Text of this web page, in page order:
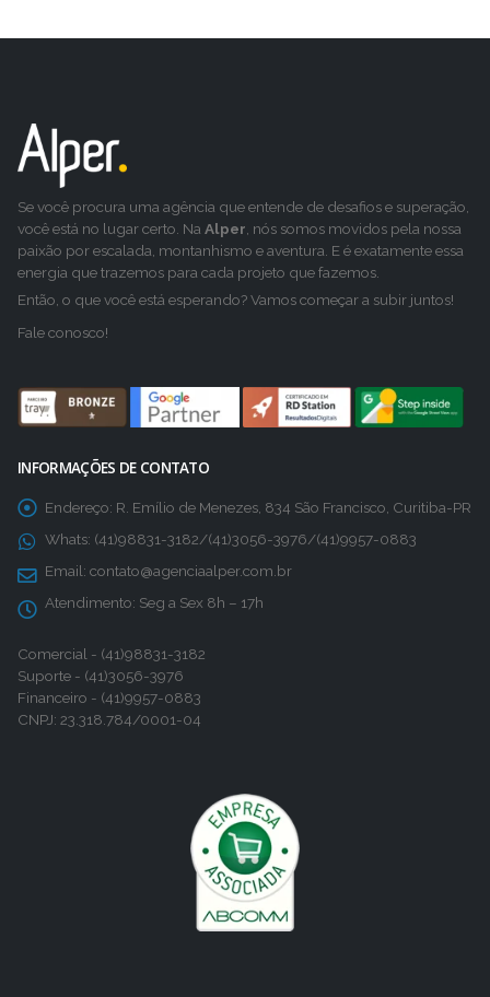
Se você procura uma agência que entende de desafios e superação,
você está no lugar certo. Na Alper , nós somos movidos pela nossa
paixão por escalada, montanhismo e aventura. E é exatamente essa
energia que trazemos para cada projeto que fazemos.
Então, o que você está esperando? Vamos começar a subir juntos!
Fale conosco!
INFORMAÇÕES DE CONTATO
Endereço: R. Emílio de Menezes, 834 São Francisco, Curitiba-PR
Whats: (41)98831-3182/(41)3056-3976/(41)9957-0883
Email: contato@agenciaalper.com.br
Atendimento: Seg a Sex 8h – 17h
Comercial - (41)98831-3182
Suporte - (41)3056-3976
Financeiro - (41)9957-0883
CNPJ: 23.318.784/0001-04